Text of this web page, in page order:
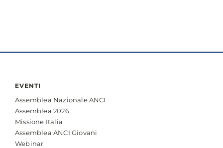
ANCI
EVENTI
Assemblea Nazionale ANCI
Assemblea 2026
Missione Italia
Assemblea ANCI Giovani
Webinar